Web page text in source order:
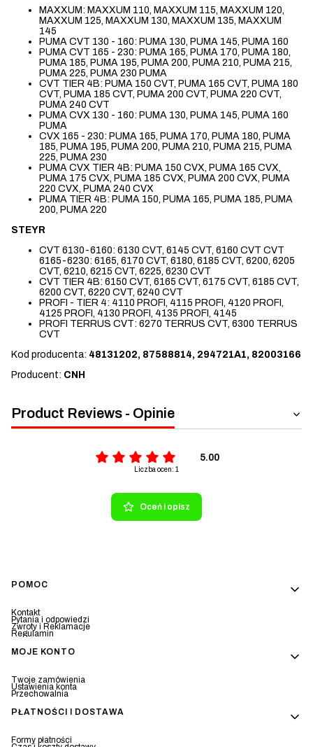
MAXXUM: MAXXUM 110, MAXXUM 115, MAXXUM 120,
MAXXUM 125, MAXXUM 130, MAXXUM 135, MAXXUM
145
PUMA CVT 130 - 160: PUMA 130, PUMA 145, PUMA 160
PUMA CVT 165 - 230: PUMA 165, PUMA 170, PUMA 180,
PUMA 185, PUMA 195, PUMA 200, PUMA 210, PUMA 215,
PUMA 225, PUMA 230 PUMA
CVT TIER 4B: PUMA 150 CVT, PUMA 165 CVT, PUMA 180
CVT, PUMA 185 CVT, PUMA 200 CVT, PUMA 220 CVT,
PUMA 240 CVT
PUMA CVX 130 - 160: PUMA 130, PUMA 145, PUMA 160
PUMA
CVX 165 - 230: PUMA 165, PUMA 170, PUMA 180, PUMA
185, PUMA 195, PUMA 200, PUMA 210, PUMA 215, PUMA
225, PUMA 230
PUMA CVX TIER 4B: PUMA 150 CVX, PUMA 165 CVX,
PUMA 175 CVX, PUMA 185 CVX, PUMA 200 CVX, PUMA
220 CVX, PUMA 240 CVX
PUMA TIER 4B: PUMA 150, PUMA 165, PUMA 185, PUMA
200, PUMA 220
STEYR
CVT 6130-6160: 6130 CVT, 6145 CVT, 6160 CVT CVT
6165-6230: 6165, 6170 CVT, 6180, 6185 CVT, 6200, 6205
CVT, 6210, 6215 CVT, 6225, 6230 CVT
CVT TIER 4B: 6150 CVT, 6165 CVT, 6175 CVT, 6185 CVT,
6200 CVT, 6220 CVT, 6240 CVT
PROFI - TIER 4: 4110 PROFI, 4115 PROFI, 4120 PROFI,
4125 PROFI, 4130 PROFI, 4135 PROFI, 4145
PROFI TERRUS CVT: 6270 TERRUS CVT, 6300 TERRUS
CVT
Kod producenta: 48131202, 87588814, 294721A1, 82003166
Producent: CNH
Product Reviews - Opinie
5.00
Liczba ocen: 1
Oceń i opisz
Linki w stopce
POMOC
Kontakt
Pytania i odpowiedzi
Zwroty i Reklamacje
Regulamin
MOJE KONTO
Twoje zamówienia
Ustawienia konta
Przechowalnia
PŁATNOŚCI I DOSTAWA
Formy płatności